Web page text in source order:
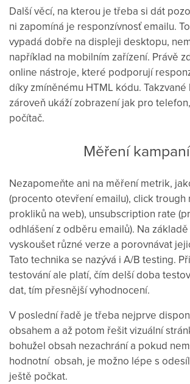
Další věcí, na kterou je třeba si dát
ni zapomíná je responzívnosť emailu.
vypadá dobře na displeji desktopu,
například na mobilním zařízení. Právě
online nástroje, které podporují
díky zmíněnému HTML kódu.
zároveň ukáží zobrazení jak pro
počítač.
Měření kampaní
Nezapomeňte ani na měření metrik,
(procento otevření emailu), click trough
prokliků na web), unsubscription rate
odhlášení z odběru emailů). Na
vyskoušet různé verze a porovnávat
Tato technika se nazývá i A/B testing.
testování ale platí, čím delší doba
dat, tím přesnější vyhodnocení.
V poslední řadě je třeba nejprve
obsahem a až potom řešit vizuální
bohužel obsah nezachrání a pokud
hodnotní obsah, je možno lépe s
ještě počkat.